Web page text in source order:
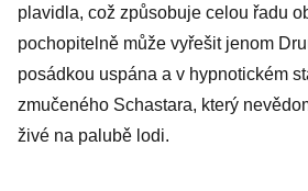
plavidla, což způsobuje celou řadu
pochopitelně může vyřešit jenom
posádkou uspána a v hypnotickém
zmučeného Schastara, který
živé na palubě lodi.